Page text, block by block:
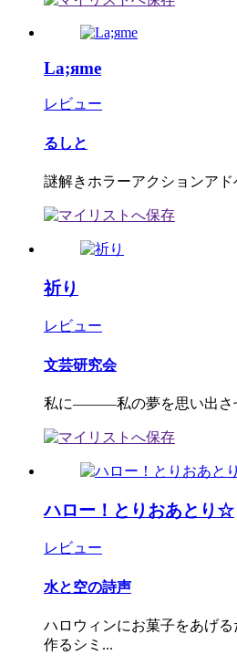
La;яme
レビュー
るしと
謎解きホラーアクションアド
祈り
レビュー
文芸研究会
私に―――私の夢を思い出さ
ハロー！とりおあとり☆
レビュー
水と空の詩声
ハロウィンにお菓子をあげ
作るシミ...